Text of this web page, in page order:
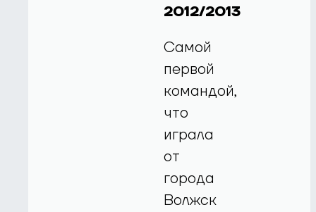
2012/2013
Самой
первой
командой,
что
играла
от
города
Волжск